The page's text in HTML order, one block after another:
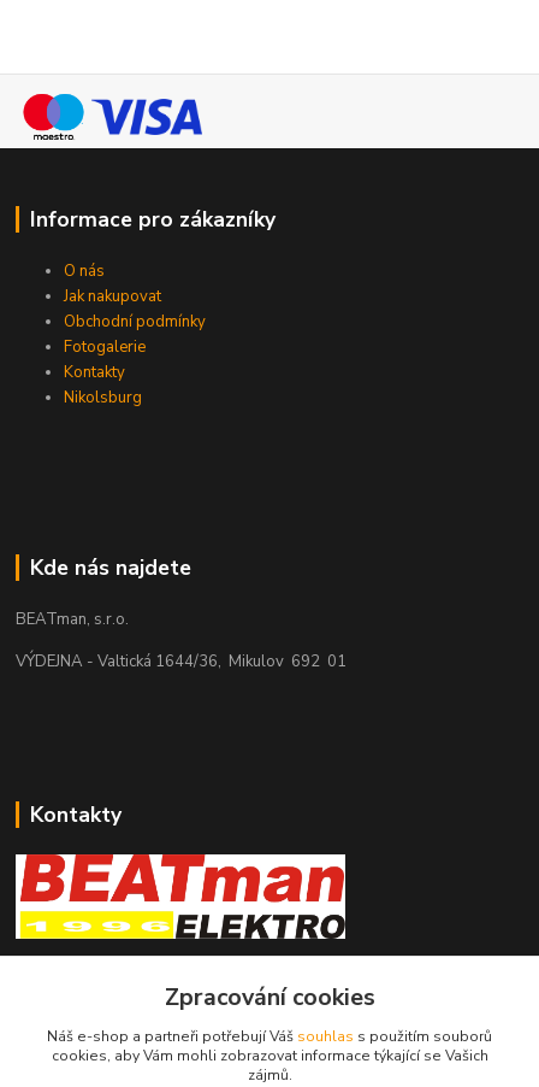
Informace pro zákazníky
O nás
Jak nakupovat
Obchodní podmínky
Fotogalerie
Kontakty
Nikolsburg
Kde nás najdete
BEATman, s.r.o.
VÝDEJNA - Valtická 1644/36, Mikulov 692 01
Kontakty
elektro@beatman.cz
Zpracování cookies
Náš e-shop a partneři potřebují Váš souhlas s použitím souborů
cookies, aby Vám mohli zobrazovat informace týkající se Vašich
zájmů.